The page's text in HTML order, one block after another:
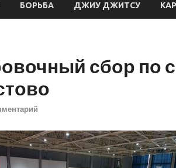
БОРЬБА ДЖИУ ДЖИТСУ
сбор по